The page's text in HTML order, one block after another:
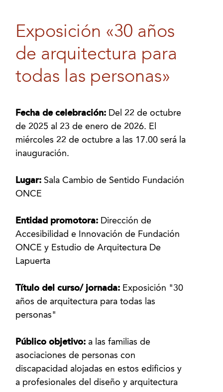
Exposición «30 años
de arquitectura para
todas las personas»
Fecha de celebración: Del 22 de octubre
de 2025 al 23 de enero de 2026. El
miércoles 22 de octubre a las 17.00 será la
inauguración.
Lugar: Sala Cambio de Sentido Fundación
ONCE
Entidad promotora: Dirección de
Accesibilidad e Innovación de Fundación
ONCE y Estudio de Arquitectura De
Lapuerta
Título del curso/ jornada: Exposición "30
años de arquitectura para todas las
personas"
Público objetivo:a las familias de
asociaciones de personas con
discapacidad alojadas en estos edificios y
a profesionales del diseño y arquitectura